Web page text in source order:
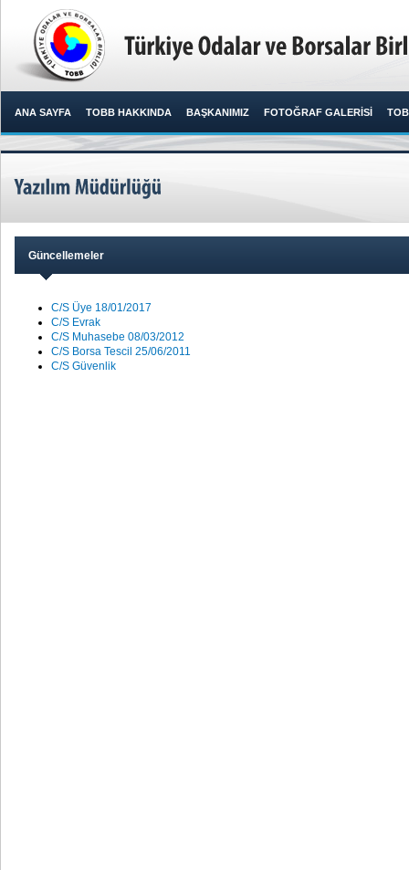
ANA SAYFA TOBB HAKKINDA BAŞKANIMIZ FOTOĞRAF GALERİSİ
Güncellemeler
C/S Üye 18/01/2017
C/S Evrak
C/S Muhasebe 08/03/2012
C/S Borsa Tescil 25/06/2011
C/S Güvenlik